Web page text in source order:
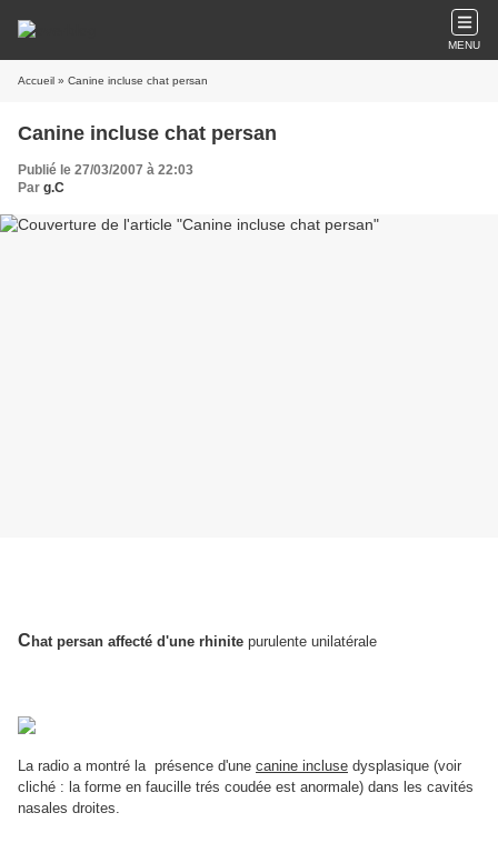
MENU
Accueil » Canine incluse chat persan
Canine incluse chat persan
Publié le 27/03/2007 à 22:03
Par g.C
C hat persan affecté d'une rhinite purulente unilatérale
La radio a montré la présence d'une canine incluse dysplasique (voir
cliché : la forme en faucille trés coudée est anormale) dans les cavités
nasales droites.